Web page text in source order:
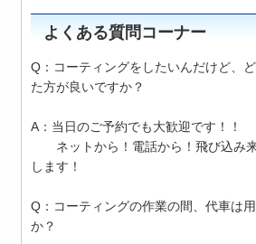
よくある質問コーナー
Q：コーティングをしたいんだけど、
た方が良いですか？
A：当日のご予約でも大歓迎です！！
ネットから！電話から！飛び込み
します！
Q：コーティングの作業の間、代車は
か？